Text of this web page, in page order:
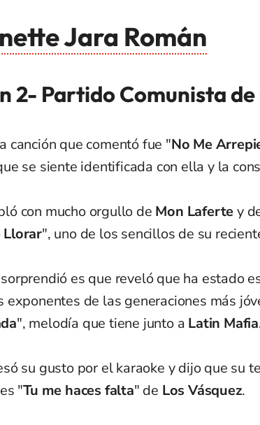
Jara Román
2- Partido Comunista de
canción que comentó fue "No Me
se siente identificada con ella y la
con mucho orgullo de Mon Lafertey
Llorar", uno de los sencillos de su
es que reveló que ha estado
exponentes de las generaciones más
", melodía que tiene junto a Latin Mafia
su gusto por el karaoke y dijo que su
"Tu me haces falta" de Los Vásquez.